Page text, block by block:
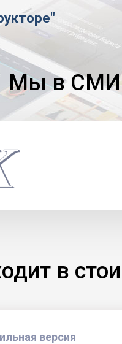
Мы в СМИ
в
версия